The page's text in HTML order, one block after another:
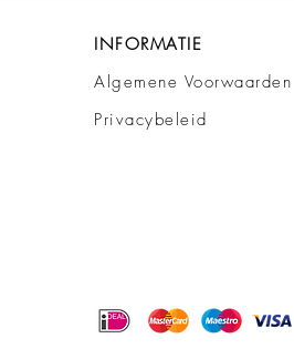
INFORMATIE
Algemene Voorwaarden
Privacybeleid